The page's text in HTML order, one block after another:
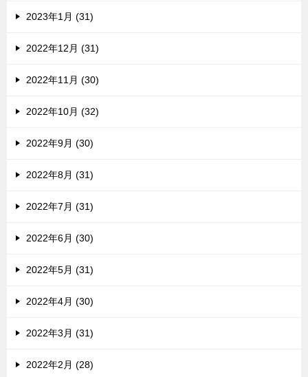
2023年1月 (31)
2022年12月 (31)
2022年11月 (30)
2022年10月 (32)
2022年9月 (30)
2022年8月 (31)
2022年7月 (31)
2022年6月 (30)
2022年5月 (31)
2022年4月 (30)
2022年3月 (31)
2022年2月 (28)